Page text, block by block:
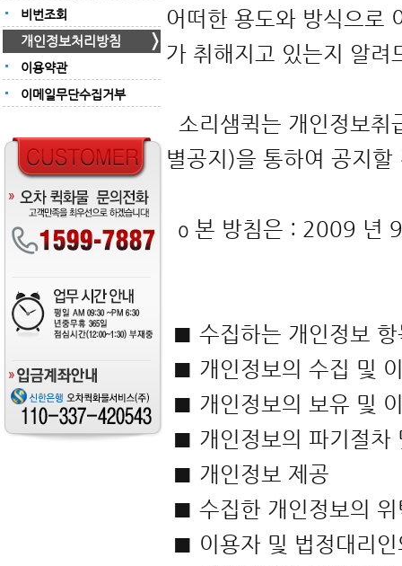
비번조회
개인정보처리방침
이용약관
이메일무단수집거부
어떠한 용도와 방식으로
가 취해지고 있는지 알
소리샘퀵는 개인정보취
별공지)을 통하여 공지
ο 본 방침은 : 2009 년
■ 수집하는 개인정보 항
■ 개인정보의 수집 및
■ 개인정보의 보유 및
■ 개인정보의 파기절차
■ 개인정보 제공
■ 수집한 개인정보의 위
■ 이용자 및 법정대리